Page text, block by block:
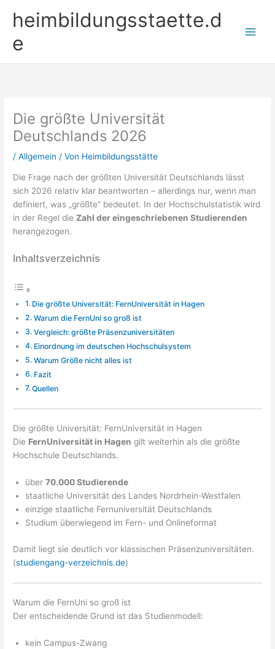
Inhaltheimbildungsstaette.d
e
Die größte Universität
Deutschlands 2026
/Allgemein / Von Heimbildungsstätte
Die Frage nach der größten Universität Deutschlands lässt
sich 2026 relativ klar beantworten – allerdings nur, wenn man
definiert, was „größte“ bedeutet. In der Hochschulstatistik wird
in der Regel dieZahl der eingeschriebenen Studierenden
herangezogen.
Inhaltsverzeichnis
Die größte Universität: FernUniversität in Hagen
Warum die FernUni so groß ist
Vergleich: größte Präsenzuniversitäten
Einordnung im deutschen Hochschulsystem
Warum Größe nicht alles ist
Fazit
Quellen
Die größte Universität: FernUniversität in Hagen
Die FernUniversität in Hagen gilt weiterhin als die größte
Hochschule Deutschlands.
über70.000 Studierende
staatliche Universität des Landes Nordrhein-Westfalen
einzige staatliche Fernuniversität Deutschlands
Studium überwiegend im Fern- und Onlineformat
Damit liegt sie deutlich vor klassischen Präsenzuniversitäten.
(studiengang-verzeichnis.de)
Warum die FernUni so groß ist
Der entscheidende Grund ist das Studienmodell:
kein Campus-Zwang